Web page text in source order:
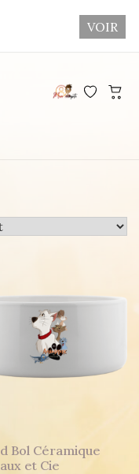
Bol Céramique
et Cie
VOIR